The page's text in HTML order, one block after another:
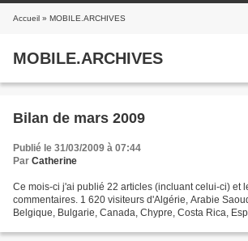
Accueil » MOBILE.ARCHIVES
MOBILE.ARCHIVES
Bilan de mars 2009
Publié le 31/03/2009 à 07:44
Par Catherine
Ce mois-ci j'ai publié 22 articles (incluant celui-ci) et
commentaires. 1 620 visiteurs d'Algérie, Arabie
Belgique, Bulgarie, Canada, Chypre, Costa Rica,